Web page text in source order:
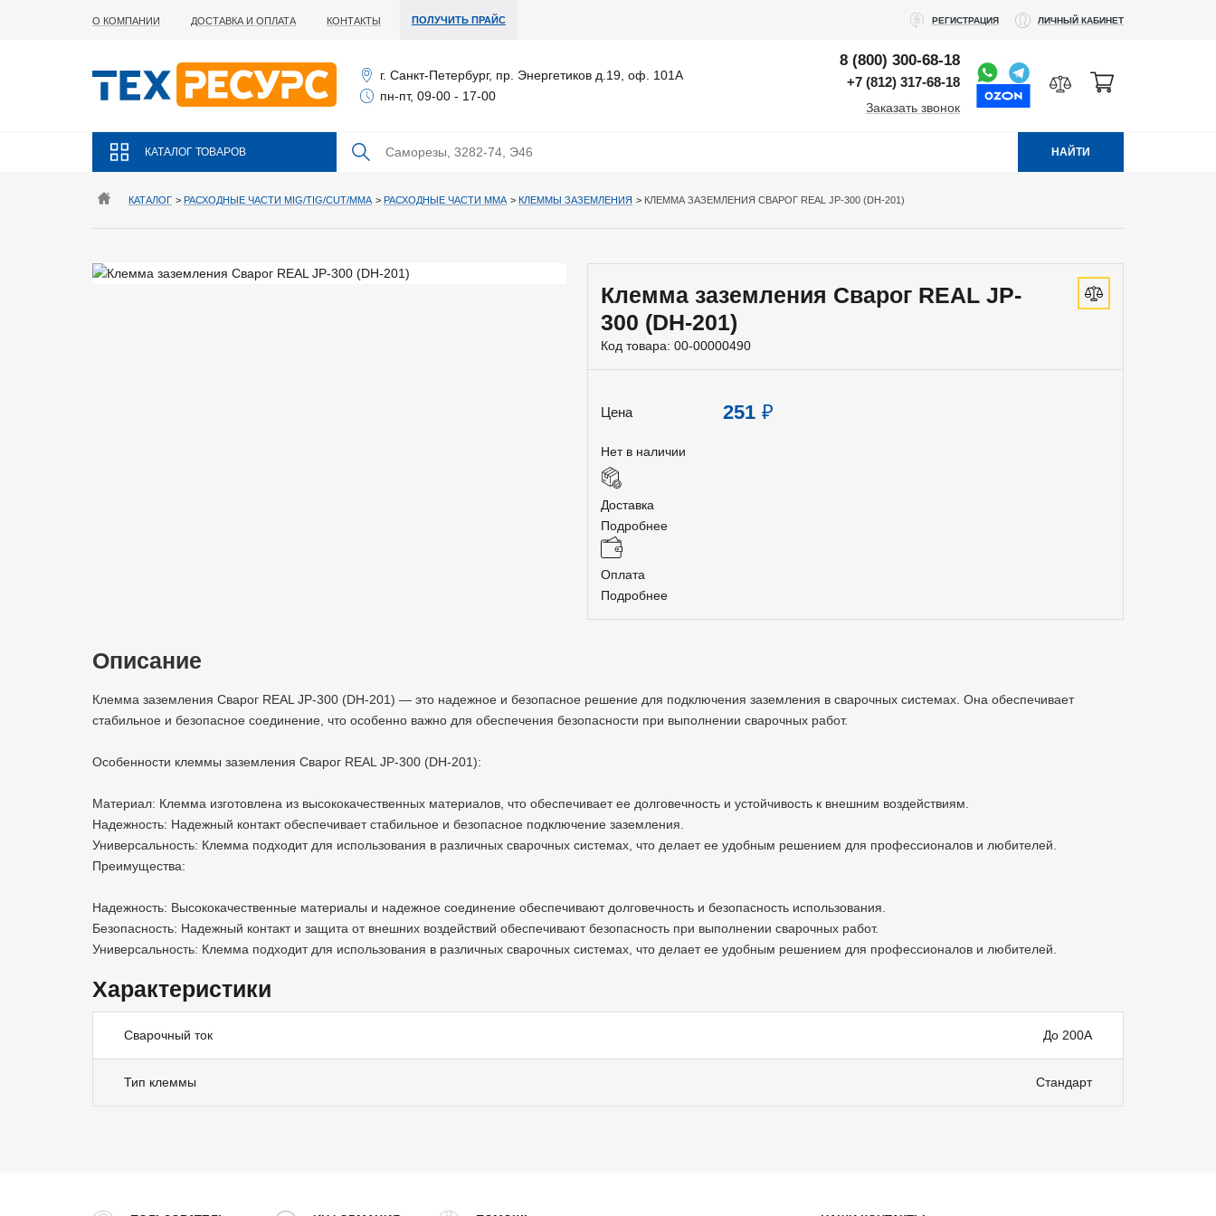
О КОМПАНИИ ДОСТАВКА И ОПЛАТА КОНТАКТЫ ПОЛУЧИТЬ ПРАЙС РЕГИСТРАЦИЯ ЛИЧНЫЙ КАБИНЕТ
г. Санкт-Петербург, пр. Энергетиков д.19, оф. 101А
пн-пт, 09-00 - 17-00
8 (800) 300-68-18
+7 (812) 317-68-18
Заказать звонок
КАТАЛОГ ТОВАРОВ НАЙТИ
КАТАЛОГ > РАСХОДНЫЕ ЧАСТИ MIG/TIG/CUT/MMA > РАСХОДНЫЕ ЧАСТИ MMA > КЛЕММЫ ЗАЗЕМЛЕНИЯ > КЛЕММА ЗАЗЕМЛЕНИЯ СВАРОГ REAL JP-300 (DH-201)
Клемма заземления Сварог REAL JP-
300 (DH-201)
Код товара: 00-00000490
Цена 251 ₽
Нет в наличии
Доставка
Подробнее
Оплата
Подробнее
Описание
Клемма заземления Сварог REAL JP-300 (DH-201) — это надежное и безопасное решение для подключения заземления в сварочных системах. Она обеспечивает
стабильное и безопасное соединение, что особенно важно для обеспечения безопасности при выполнении сварочных работ.
Особенности клеммы заземления Сварог REAL JP-300 (DH-201):
Материал: Клемма изготовлена из высококачественных материалов, что обеспечивает ее долговечность и устойчивость к внешним воздействиям.
Надежность: Надежный контакт обеспечивает стабильное и безопасное подключение заземления.
Универсальность: Клемма подходит для использования в различных сварочных системах, что делает ее удобным решением для профессионалов и любителей.
Преимущества:
Надежность: Высококачественные материалы и надежное соединение обеспечивают долговечность и безопасность использования.
Безопасность: Надежный контакт и защита от внешних воздействий обеспечивают безопасность при выполнении сварочных работ.
Универсальность: Клемма подходит для использования в различных сварочных системах, что делает ее удобным решением для профессионалов и любителей.
Характеристики
Сварочный ток До 200А
Тип клеммы Стандарт